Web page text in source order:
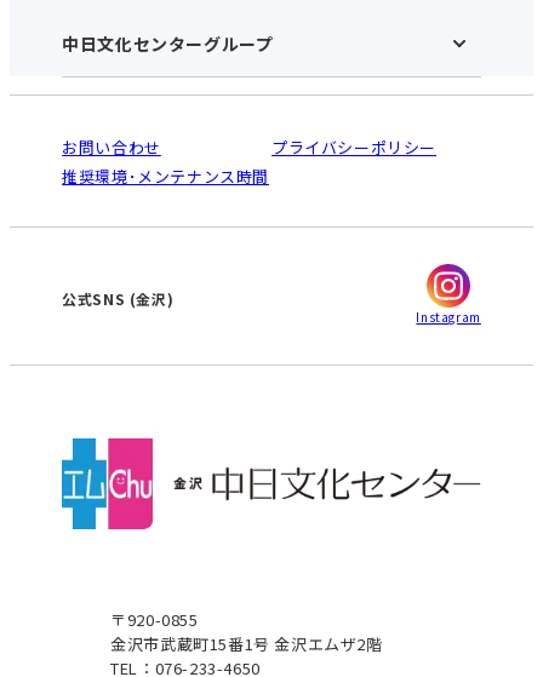
アクセス･営業時間
お申し込みの流れ
入会と受講のご案内
中日文化センターHOME
中日文化センターとは
受講規約・会員特典
ご利用ガイド
オンライン講座受講の手順
WEBサイトのよくある質問
中日文化センターグループ
南大高
犬山
高蔵寺
津
お問い合わせ
プライバシーポリシー
推奨環境･メンテナンス時間
〒920-0855
金沢市武蔵町15番1号 金沢エムザ2階
TEL：076-233-4650
公式SNS (金沢)
Instagram